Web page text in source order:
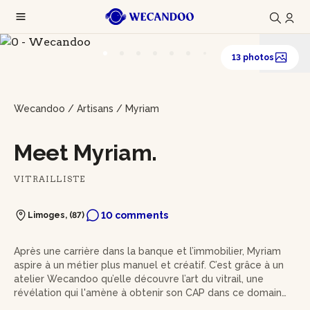
13 photos
Wecandoo / Artisans / Myriam
Meet Myriam.
VITRAILLISTE
Limoges, (87) 10 comments
Après une carrière dans la banque et l’immobilier, Myriam
aspire à un métier plus manuel et créatif. C’est grâce à un
atelier Wecandoo qu’elle découvre l’art du vitrail, une
révélation qui l'amène à obtenir son CAP dans ce domaine.